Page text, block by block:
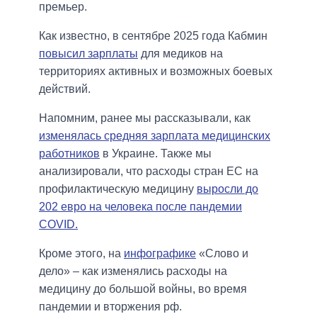
премьер.
Как известно, в сентябре 2025 года Кабмин
повысил зарплаты для медиков на
территориях активных и возможных боевых
действий.
Напомним, ранее мы рассказывали, как
изменялась средняя зарплата медицинских
работников в Украине. Также мы
анализировали, что расходы стран ЕС на
профилактическую медицину выросли до
202 евро на человека после пандемии
COVID.
Кроме этого, на инфографике «Слово и
дело» – как изменялись расходы на
медицину до большой войны, во время
пандемии и вторжения рф.